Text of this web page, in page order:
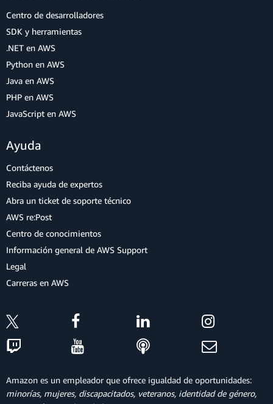
Centro de desarrolladores
SDK y herramientas
.NET en AWS
Python en AWS
Java en AWS
PHP en AWS
JavaScript en AWS
Ayuda
Contáctenos
Reciba ayuda de expertos
Abra un ticket de soporte técnico
AWS re:Post
Centro de conocimientos
Información general de AWS Support
Legal
Carreras en AWS
Amazon es un empleador que ofrece igualdad de oportunidades:
minorías, mujeres, discapacitados, veteranos, identidad de género,